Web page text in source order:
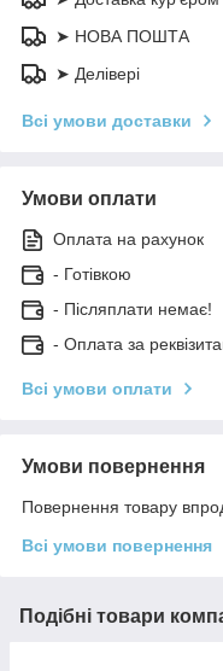
➤ НОВА ПОШТА
➤ Делівері
Всі умови доставки
Умови оплати
Оплата на рахунок
- Готівкою
- Післяплати немає!
- Оплата за
Всі умови оплати
Умови повернення
Повернення товару
Всі умови повернення
Подібні товари